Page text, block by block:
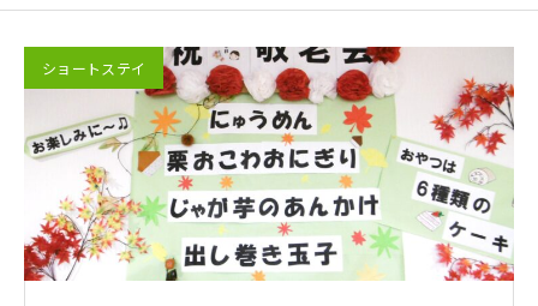
ショートステイ